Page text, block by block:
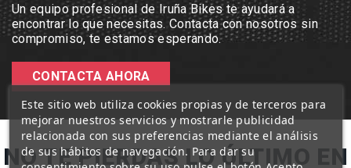
Un equipo profesional de Iruña Bikes te ayudará a
encontrar lo que necesitas. Contacta con nosotros sin
compromiso, te estamos esperando.
CONTACTA AHORA
NO TE PIERDAS LO ÚLTIMO EN
Este sitio web utiliza cookies propias y de terceros para
mejorar nuestros servicios y mostrarle publicidad
relacionada con sus preferencias mediante el análisis
de sus hábitos de navegación. Para dar su